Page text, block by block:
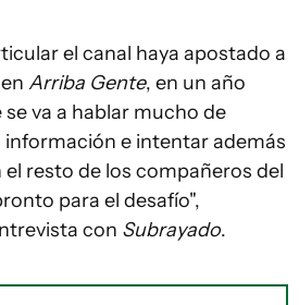
el canal haya apostado a
Arriba Gente, en un año
va a hablar mucho de
e intentar además
resto de los compañeros del
para el desafío",
con Subrayado.